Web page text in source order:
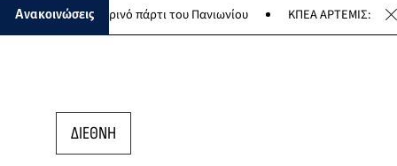
Ανακοινώσεις
καλοκαιρινό πάρτι του Πανιωνίου ΚΠΕΑ ΑΡΤΕΜΙΣ: Το
ΔΙΕΘΝΗ